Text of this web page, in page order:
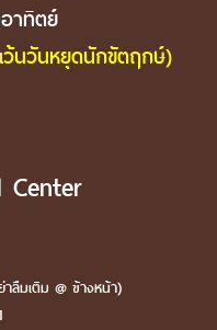
าทิตย์
นวันหยุดนักขัตฤกษ์)
Center
ลืมเติม @ ข้างหน้า)